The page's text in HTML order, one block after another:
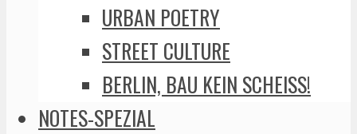
URBAN POETRY
STREET CULTURE
BERLIN, BAU KEIN SCHEISS!
NOTES-SPEZIAL